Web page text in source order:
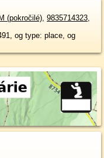
(pokročilé), 9835714323,
og type: place, og